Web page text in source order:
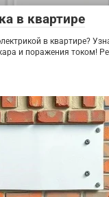
в квартире
в квартире?
и поражения током!